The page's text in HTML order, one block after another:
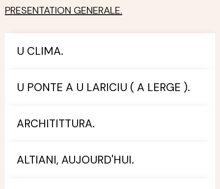
PRESENTATION GENERALE.
U CLIMA.
U PONTE A U LARICIU ( A LERGE ).
ARCHITITTURA.
ALTIANI, AUJOURD'HUI.